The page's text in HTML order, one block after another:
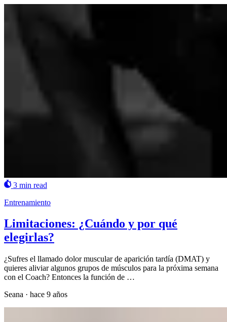
3 min read
Entrenamiento
Limitaciones: ¿Cuándo y por qué
elegirlas?
¿Sufres el llamado dolor muscular de aparición tardía (DMAT) y
quieres aliviar algunos grupos de músculos para la próxima semana
con el Coach? Entonces la función de …
Seana · hace 9 años